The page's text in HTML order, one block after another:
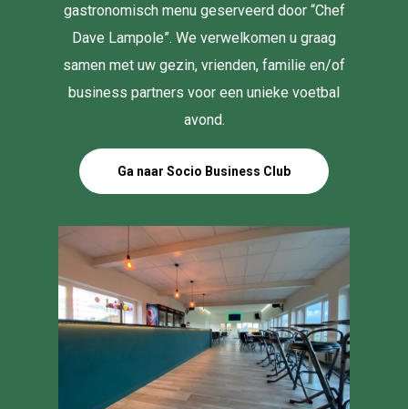
gastronomisch menu geserveerd door “Chef
Dave Lampole”. We verwelkomen u graag
samen met uw gezin, vrienden, familie en/of
business partners voor een unieke voetbal
avond.
Ga naar Socio Business Club